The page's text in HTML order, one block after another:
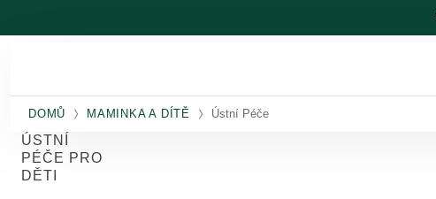
DOMŮ MAMINKA A DÍTĚ Ústní Péče
ÚSTNÍ
PÉČE PRO
DĚTI